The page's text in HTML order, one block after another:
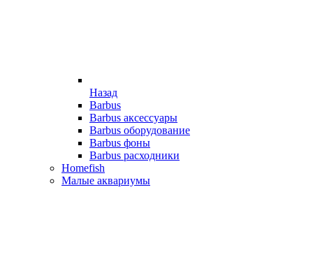
Назад
Barbus
Barbus аксессуары
Barbus оборудование
Barbus фоны
Barbus расходники
Homefish
Малые аквариумы